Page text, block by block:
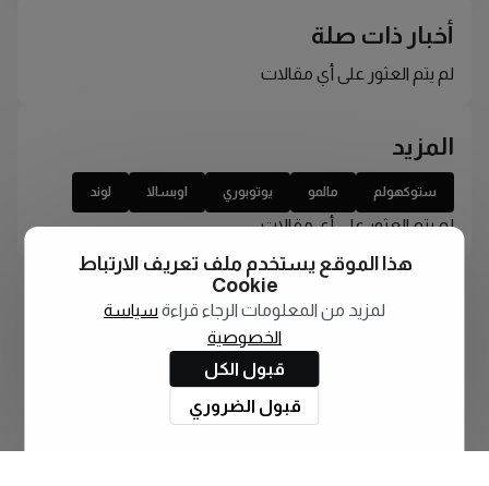
أخبار ذات صلة
لم يتم العثور على أي مقالات
المزيد
ستوكهولم مالمو يوتوبوري اوبسالا لوند
لم يتم العثور على أي مقالات
هذا الموقع يستخدم ملف تعريف الارتباط
Cookie
لمزيد من المعلومات الرجاء قراءة سياسة
الخصوصية
قبول الكل
قبول الضروري